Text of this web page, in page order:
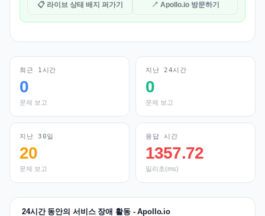
📋 라이브 상태 배지 퍼가기 ↗ Apollo.io 방문하기
최근 1시간
0
문제 보고
지난 24시간
0
문제 보고
지난 30일
20
문제 보고
응답 시간
1357.72
밀리초(ms)
24시간 동안의 서비스 장애 활동 - Apollo.io